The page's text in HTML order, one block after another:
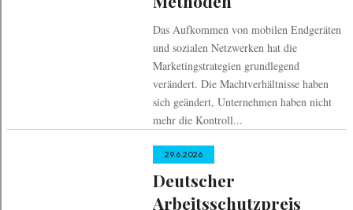
Das Aufkommen von mobilen Endgeräten
und sozialen Netzwerken hat die
Marketingstrategien grundlegend
verändert. Die Machtverhältnisse haben
sich geändert, Unternehmen haben nicht
mehr die Kontroll...
29.6.2026
Deutscher
Arbeitsschutzpreis